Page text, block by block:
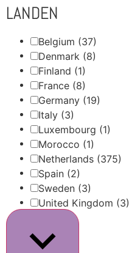
LANDEN
Belgium (37)
Denmark (8)
Finland (1)
France (8)
Germany (19)
Italy (3)
Luxembourg (1)
Morocco (1)
Netherlands (375)
Spain (2)
Sweden (3)
United Kingdom (3)